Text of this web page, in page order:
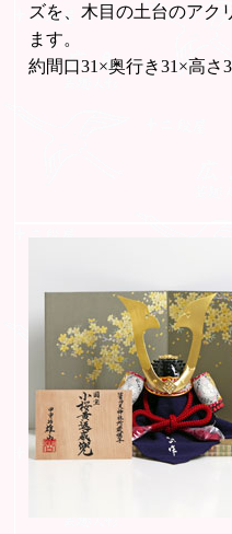
ズを、木目の土台のアク
ます。
約間口31×奥行き31×高さ